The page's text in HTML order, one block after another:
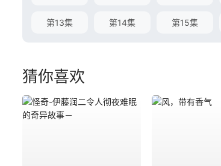
第13集 第14集 第15集
猜你喜欢